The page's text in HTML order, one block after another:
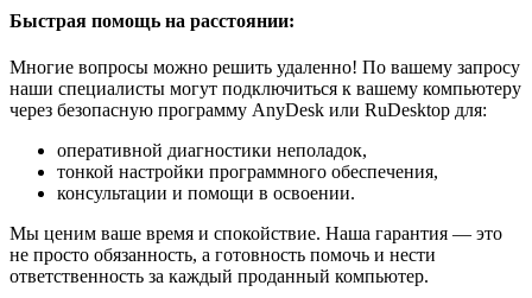
Быстрая помощь на расстоянии:
Многие вопросы можно решить удаленно! По вашему запросу
наши специалисты могут подключиться к вашему компьютеру
через безопасную программу AnyDesk или RuDesktop для:
оперативной диагностики неполадок,
тонкой настройки программного обеспечения,
консультации и помощи в освоении.
Мы ценим ваше время и спокойствие. Наша гарантия — это
не просто обязанность, а готовность помочь и нести
ответственность за каждый проданный компьютер.